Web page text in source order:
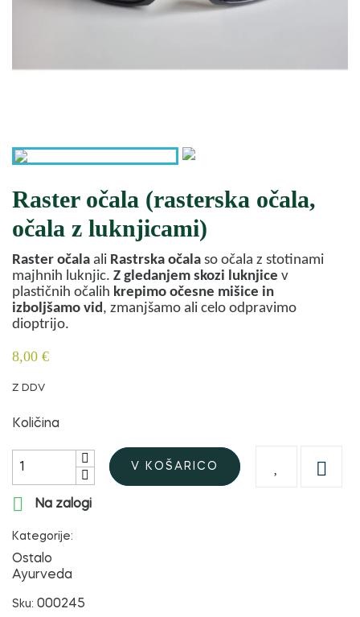
Raster očala (rasterska očala,
očala z luknjicami)
Raster očala ali Rastrska očala so očala z stotinami
majhnih luknjic. Z gledanjem skozi luknjice v
plastičnih očalih krepimo očesne mišice in
izboljšamo vid, zmanjšamo ali celo odpravimo
dioptrijo.
8,00 €
Z DDV
Količina
V KOŠARICO


Na zalogi
Kategorije:
Ostalo
Ayurveda
Sku: 000245